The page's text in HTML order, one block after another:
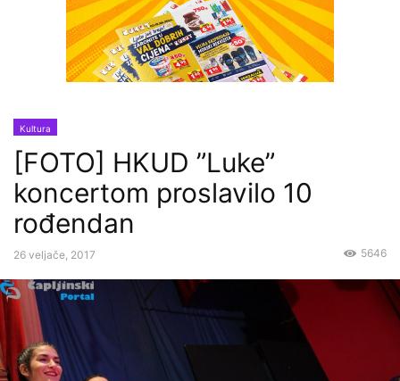
Kultura
[FOTO] HKUD ”Luke”
koncertom proslavilo 10
rođendan
26 veljače, 2017 5646